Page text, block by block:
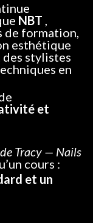
NBT ,
de formation,
esthétique
des stylistes
en
et
Tracy — Nails
cours :
et un